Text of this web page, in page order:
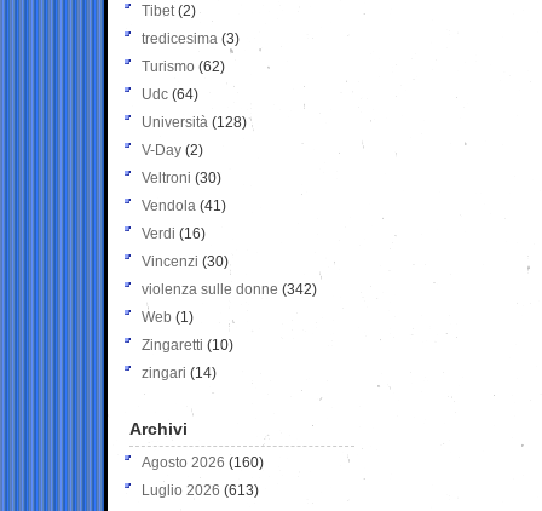
Tibet(2)
tredicesima (3)
Turismo (62)
Udc (64)
Università (128)
V-Day (2)
Veltroni (30)
Vendola (41)
Verdi (16)
Vincenzi (30)
violenza sulle donne (342)
Web (1)
Zingaretti (10)
zingari (14)
Archivi
Agosto 2026 (160)
Luglio 2026 (613)